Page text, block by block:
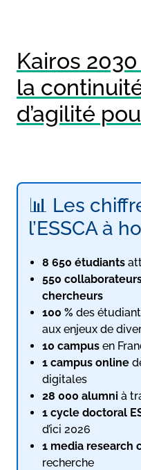
Kairos
la
d’agilité
📊 Les
l’ESSCA à
8 650 étudiants
550
chercheurs
100 % des
aux enjeux de
10 campus en
1 campus online
digitales
28 000 alumni à
1 cycle doctoral
d’ici 2026
1 media research
recherche